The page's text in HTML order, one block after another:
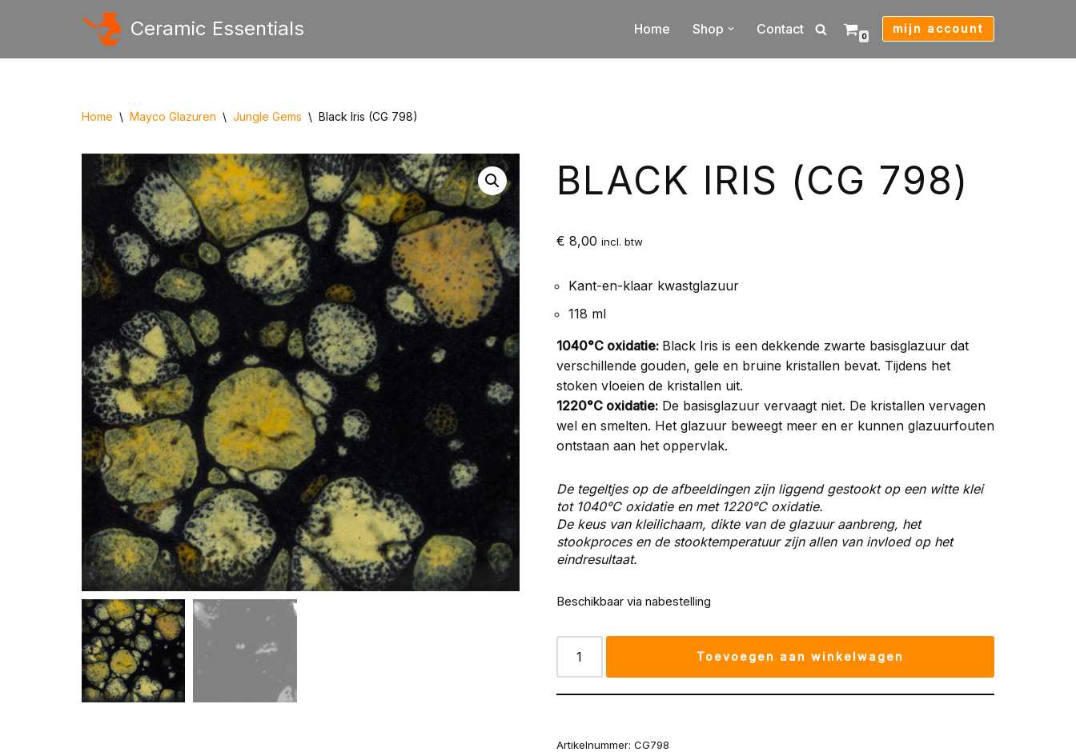
naar
Ceramic Essentials Home Shop Contact 0
mijn account
Home \ Mayco Glazuren \ Jungle Gems \ Black Iris (CG 798)
BLACK IRIS (CG 798)
€ 8,00 incl. btw
Kant-en-klaar kwastglazuur
118 ml
1040°C oxidatie: Black Iris is een dekkende zwarte basisglazuur dat
verschillende gouden, gele en bruine kristallen bevat. Tijdens het
stoken vloeien de kristallen uit.
1220°C oxidatie:De basisglazuur vervaagt niet. De kristallen vervagen
wel en smelten. Het glazuur beweegt meer en er kunnen glazuurfouten
ontstaan aan het oppervlak.
De tegeltjes op de afbeeldingen zijn liggend gestookt op een witte klei
tot 1040°C oxidatie en met 1220°C oxidatie.
De keus van kleilichaam, dikte van de glazuur aanbreng, het
stookproces en de stooktemperatuur zijn allen van invloed op het
eindresultaat.
Beschikbaar via nabestelling
Toevoegen aan winkelwagen
Artikelnummer: CG798